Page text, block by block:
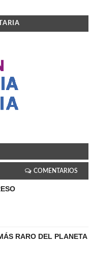
COMENTARIOS
RARO DEL PLANETA